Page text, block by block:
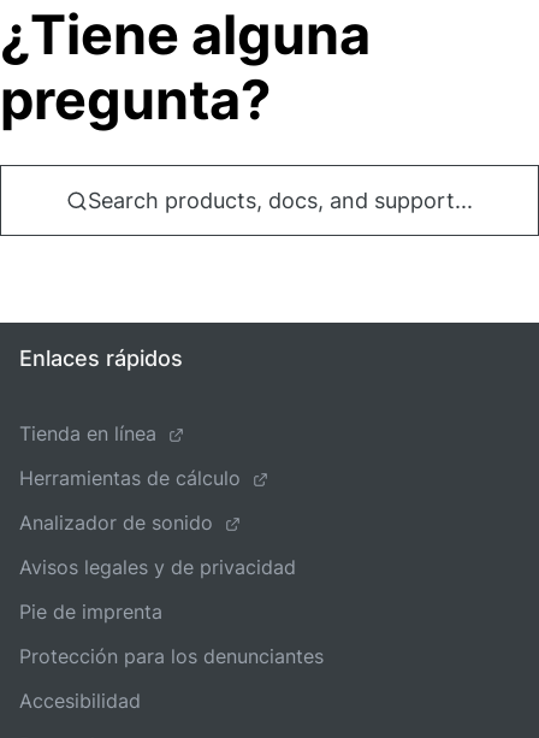
¿Tiene alguna
pregunta?
Search products, docs, and support...
Enlaces rápidos
Tienda en línea
Herramientas de cálculo
Analizador de sonido
Avisos legales y de privacidad
Pie de imprenta
Protección para los denunciantes
Accesibilidad